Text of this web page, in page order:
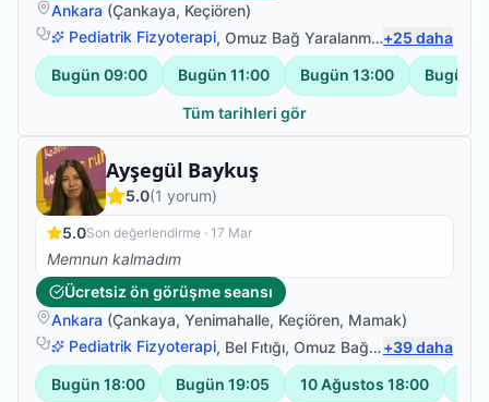
Ankara (Çankaya, Keçiören)
Pediatrik Fizyoterapi, Omuz Bağ Yaralanması ,Sırt Ağrısı
+25 daha
Bugün 09:00 Bugün 11:00 Bugün 13:00 Bugün
Tüm tarihleri gör
Ayşegül Baykuş
Fizyoterapist
5.0(1 yorum)
5.0Son değerlendirme · 17 Mar
Memnun kalmadım
Ücretsiz ön görüşme seansı
Ankara (Çankaya, Yenimahalle, Keçiören, Mamak)
Pediatrik Fizyoterapi, Bel Fıtığı, Omuz Bağ Yaralanması +39daha
Bugün 18:00 Bugün 19:05 10 Ağustos 18:00